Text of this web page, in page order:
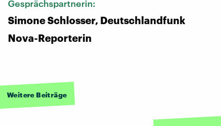
Gesprächspartnerin:
Simone Schlosser, Deutschlandfunk
Nova-Reporterin
Weitere Beiträge